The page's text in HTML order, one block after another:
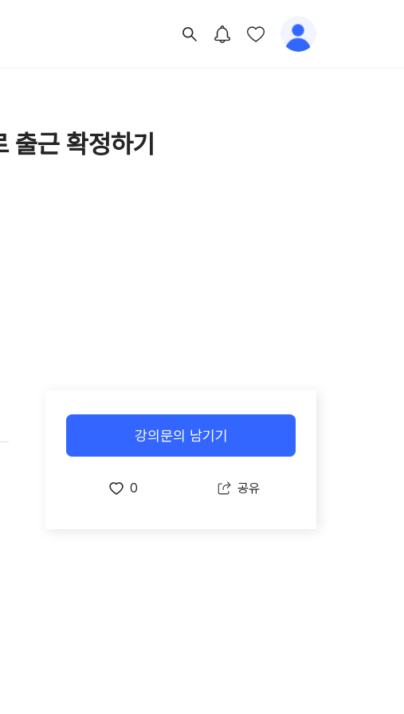
출근 확정하기
강의문의 남기기
0 공유